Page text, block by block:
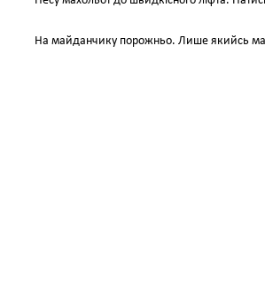
На майданчику порожньо. Лише якийсь